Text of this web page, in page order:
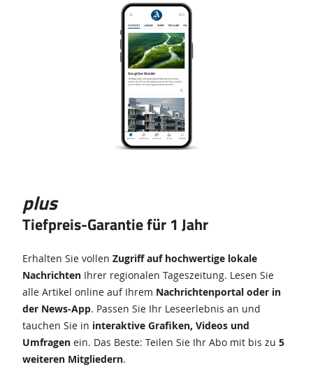
plus
Tiefpreis-Garantie für 1 Jahr
Erhalten Sie vollen Zugriff auf hochwertige lokale
Nachrichten Ihrer regionalen Tageszeitung. Lesen Sie
alle Artikel online auf Ihrem Nachrichtenportal oder in
der News-App. Passen Sie Ihr Leseerlebnis an und
tauchen Sie in interaktive Grafiken, Videos und
Umfragen ein. Das Beste: Teilen Sie Ihr Abo mit bis zu 5
weiteren Mitgliedern.